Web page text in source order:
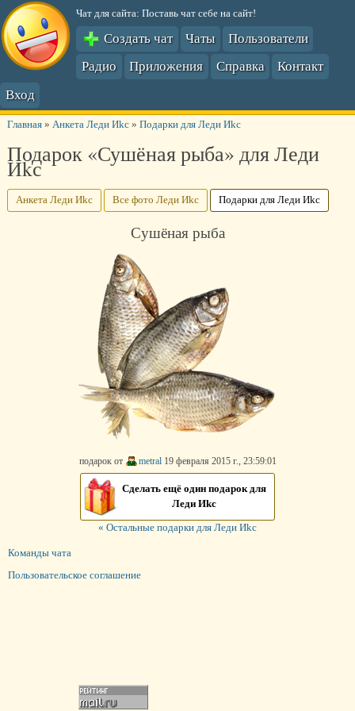
Чат для сайта: Поставь чат себе на сайт!
Создать чат Чаты
Пользователи
Радио
Приложения Справка
Контакт
Вход
Главная» Анкета Леди Иkс» Подарки для Леди Иkс
Подарок «Сушёная рыба» для Леди
Иkс
Анкета Леди Иkс Все фото Леди Иkс Подарки для Леди Иkс
Сушёная рыба
подарок от metral 19 февраля 2015 г., 23:59:01
Сделать ещё один подарок для
Леди Иkс
« Остальные подарки для Леди Иkс
Команды чата
Пользовательское соглашение